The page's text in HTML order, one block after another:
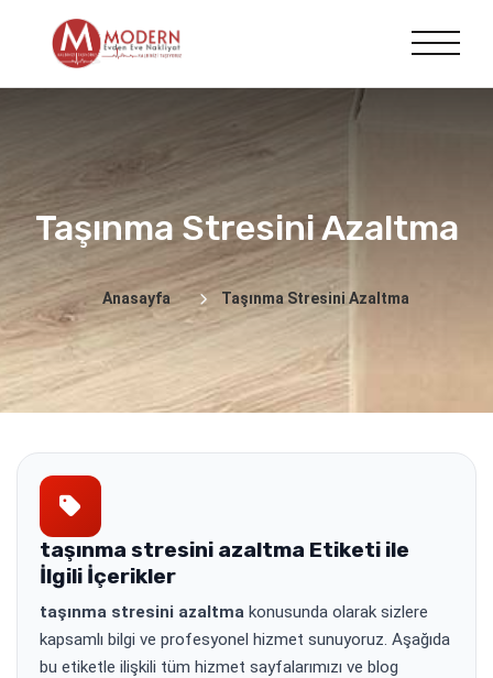
Taşınma Stresini Azaltma
Anasayfa Taşınma Stresini Azaltma
taşınma stresini azaltma Etiketi ile
İlgili İçerikler
taşınma stresini azaltma konusunda olarak sizlere
kapsamlı bilgi ve profesyonel hizmet sunuyoruz. Aşağıda
bu etiketle ilişkili tüm hizmet sayfalarımızı ve blog